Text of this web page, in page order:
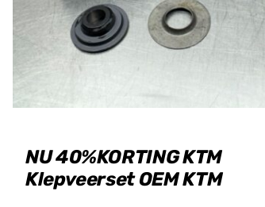
NU 40%KORTING KTM
Klepveerset OEM KTM